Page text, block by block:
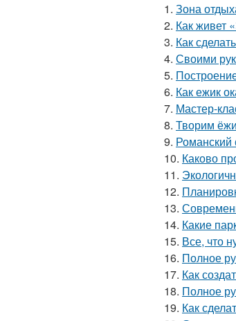
1. Зона
2. Как живет
3. Как
4. Своими
5.
6. Как ежик
7. Мастер-
8. Творим
9. Романский
10. Каково
11.
12.
13.
14. Какие
15. Все, что
16. Полное
17. Как
18. Полное
19. Как